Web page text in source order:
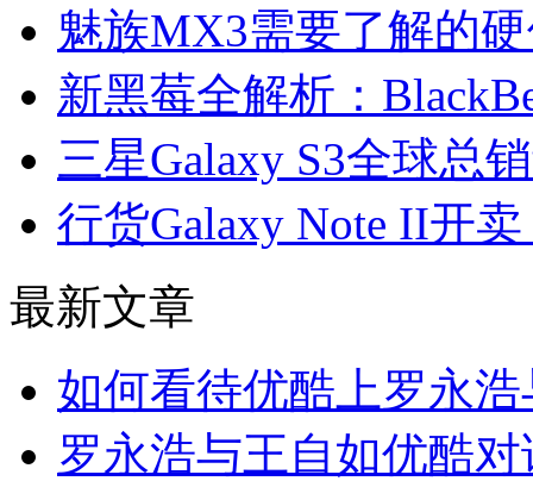
魅族MX3需要了解的
新黑莓全解析：
三星Galaxy S3全球总
行货Galaxy Note II开
最新文章
如何看待优酷上罗永
罗永浩与王自如优酷